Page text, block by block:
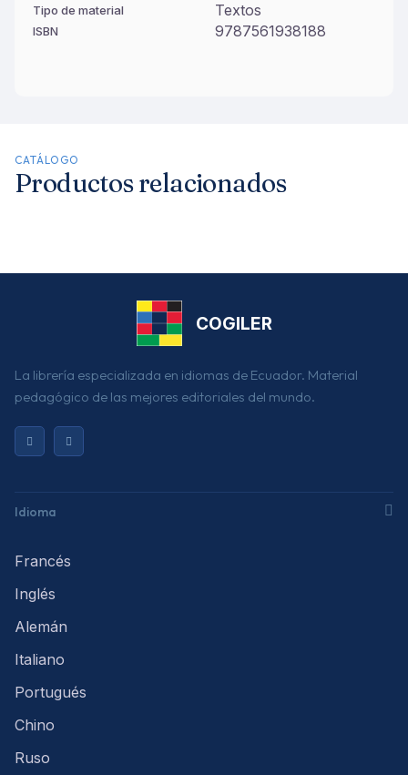
Tipo de material Textos
ISBN 9787561938188
CATÁLOGO
Productos relacionados
COGILER
La librería especializada en idiomas de Ecuador. Material
pedagógico de las mejores editoriales del mundo.
Idioma
Francés
Inglés
Alemán
Italiano
Portugués
Chino
Ruso